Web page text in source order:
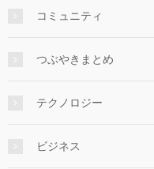
コミュニティ
つぶやきまとめ
テクノロジー
ビジネス